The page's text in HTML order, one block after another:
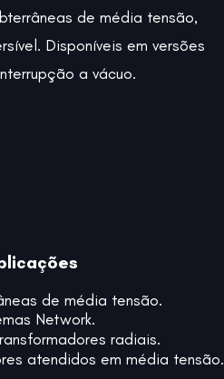
de média tensão,
Disponíveis em versões
a vácuo.
de média tensão.
Network.
radiais.
atendidos em média tensão.